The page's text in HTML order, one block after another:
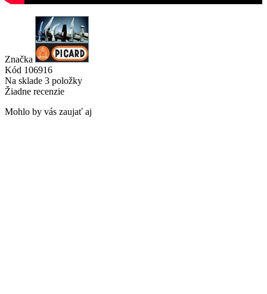
Značka
Kód 106916
Na sklade 3 položky
Žiadne recenzie
Mohlo by vás zaujať aj